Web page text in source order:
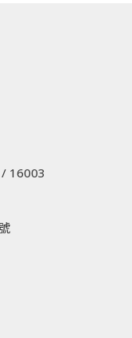
16003